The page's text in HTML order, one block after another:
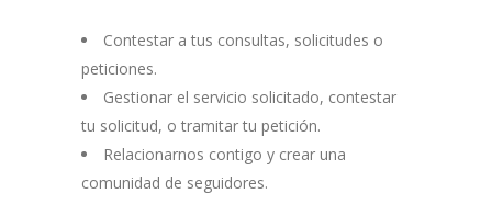
Contestar a tus consultas, solicitudes o
peticiones.
Gestionar el servicio solicitado, contestar
tu solicitud, o tramitar tu petición.
Relacionarnos contigo y crear una
comunidad de seguidores.